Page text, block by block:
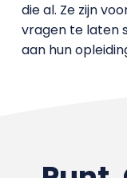
die al. Ze zijn
vragen te laten
aan hun